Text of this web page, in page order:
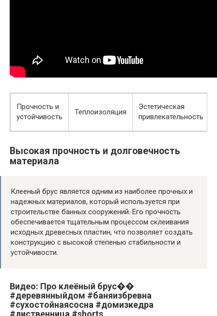
Прочность и
устойчивость
Теплоизоляция
Эстетическая
привлекательность
Высокая прочность и долговечность
материала
Клееный брус является одним из наиболее прочных и
надежных материалов, который используется при
строительстве банных сооружений. Его прочность
обеспечивается тщательным процессом склеивания
исходных древесных пластин, что позволяет создать
конструкцию с высокой степенью стабильности и
устойчивости.
Видео: Про клеёный брус��
#деревянныйдом #баняизбревна
#сухостойнаясосна #домизкедра
#лиственница #shorts